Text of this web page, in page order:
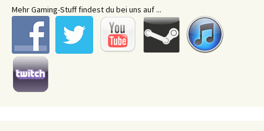
Mehr Gaming-Stuff findest du bei uns auf ...